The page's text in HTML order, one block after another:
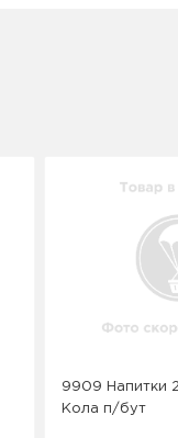
9909 Напитки
Кола п/бут